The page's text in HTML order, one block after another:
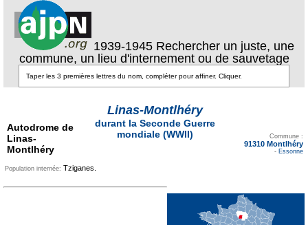
1939-1945 Rechercher un juste, une
commune, un lieu d'internement ou de sauvetage
Autodrome de
Linas-
Montlhéry
Linas-Montlhéry
durant la Seconde Guerre
mondiale (WWII)
Commune :
91310 Montlhéry
- Essonne
Population internée: Tziganes.